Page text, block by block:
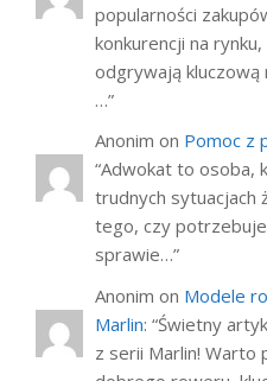
popularności
konkurencji na
odgrywają
…”
Anonim on Pomoc z
“Adwokat to osoba,
trudnych sytuacjach
tego, czy
sprawie…”
Anonim on Modele
Marlin: “Świetny
z serii Marlin! Warto